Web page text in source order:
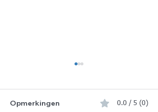
Opmerkingen 0.0 / 5 (0)